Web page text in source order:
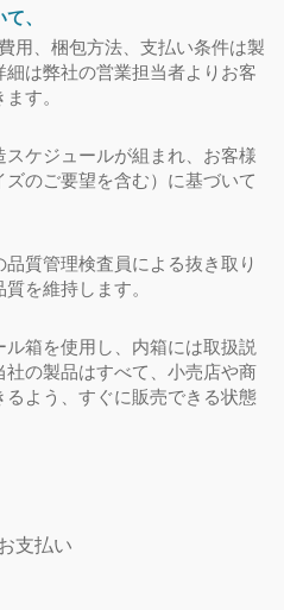
、
用、梱包方法、支払い条件は製
は弊社の営業担当者よりお客
す。
ケジュールが組まれ、お客様
のご要望を含む）に基づいて
質管理検査員による抜き取り
を維持します。
箱を使用し、内箱には取扱説
の製品はすべて、小売店や商
るよう、すぐに販売できる状態
支払い